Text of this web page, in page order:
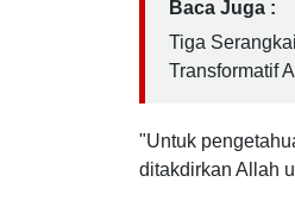
Baca Juga :
Transformatif